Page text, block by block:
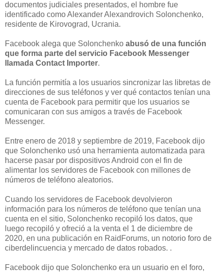
documentos judiciales presentados, el hombre fue
identificado como Alexander Alexandrovich Solonchenko,
residente de Kirovograd, Ucrania.
Facebook alega que Solonchenko abusó de una función
que forma parte del servicio Facebook Messenger
llamada Contact Importer.
La función permitía a los usuarios sincronizar las libretas de
direcciones de sus teléfonos y ver qué contactos tenían una
cuenta de Facebook para permitir que los usuarios se
comunicaran con sus amigos a través de Facebook
Messenger.
Entre enero de 2018 y septiembre de 2019, Facebook dijo
que Solonchenko usó una herramienta automatizada para
hacerse pasar por dispositivos Android con el fin de
alimentar los servidores de Facebook con millones de
números de teléfono aleatorios.
Cuando los servidores de Facebook devolvieron
información para los números de teléfono que tenían una
cuenta en el sitio, Solonchenko recopiló los datos, que
luego recopiló y ofreció a la venta el 1 de diciembre de
2020, en una publicación en RaidForums, un notorio foro de
ciberdelincuencia y mercado de datos robados. .
Facebook dijo que Solonchenko era un usuario en el foro,